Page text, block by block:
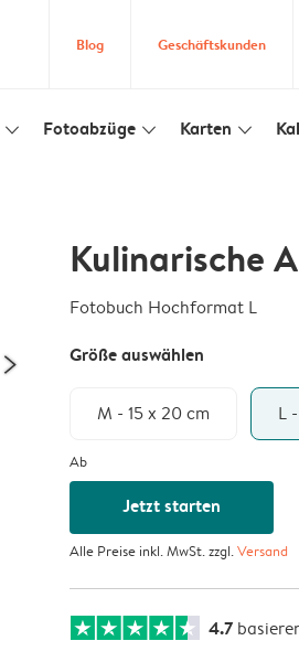
Blog Geschäftskunden
slim_arrow_down Fotoabzüge slim_arrow_down Karten slim_arrow_down
Kulinarische
Fotobuch Hochformat L
Größe auswählen
M - 15 x 20 cm L
Ab
Jetzt starten
Alle Preise inkl. MwSt. zzgl.Versand
4.7